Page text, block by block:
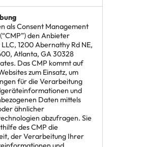
als Consent Management
den Anbieter
1200 Abernathy Rd NE,
Atlanta, GA 30328
Das CMP kommt auf
zum Einsatz, um
für die Verarbeitung
und
Daten mittels
ähnlicher
abzufragen. Sie
des CMP die
der Verarbeitung Ihrer